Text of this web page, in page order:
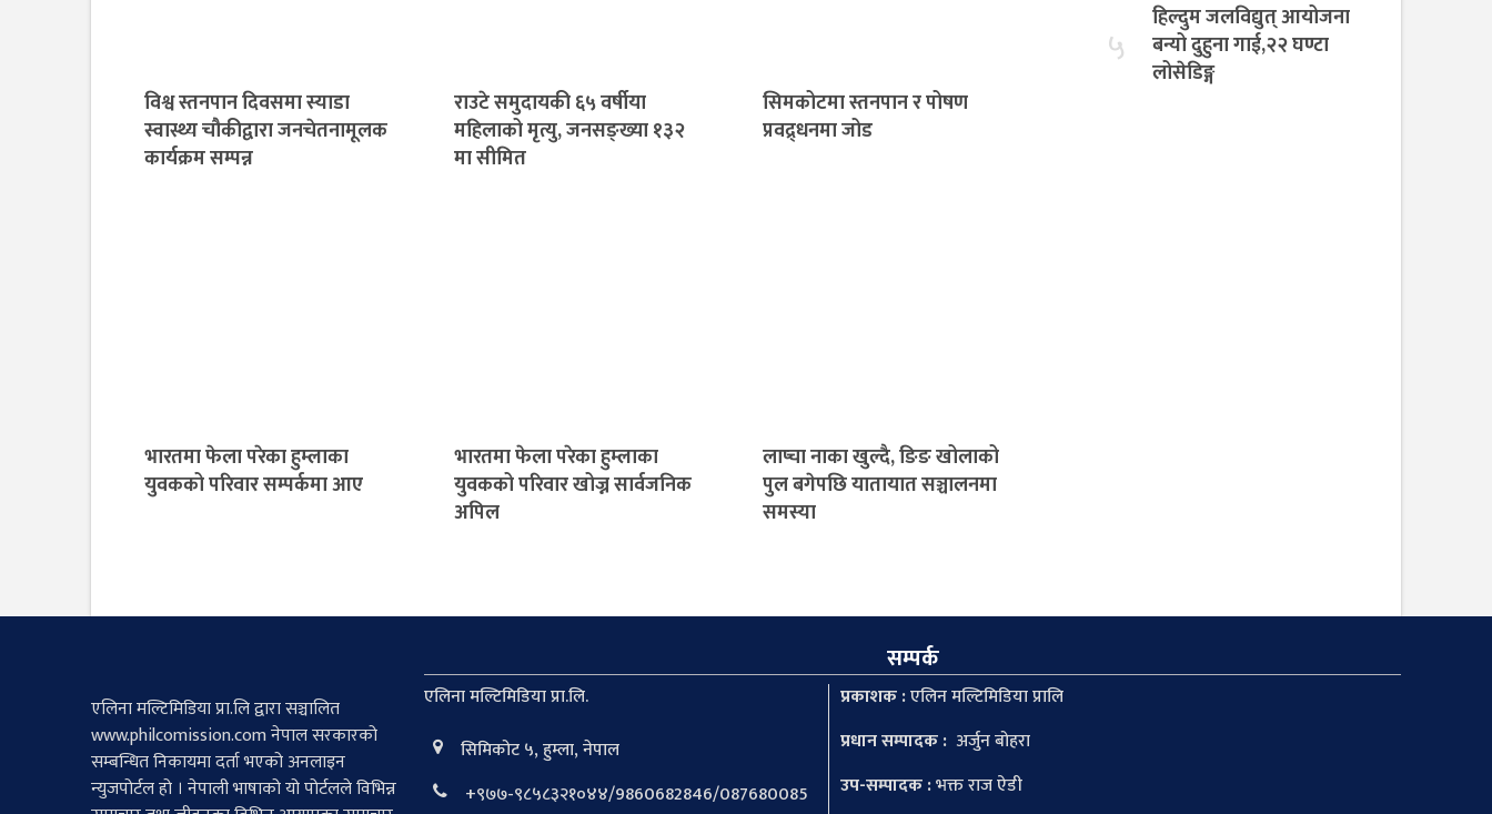
विश्व स्तनपान दिवसमा स्याडा
स्वास्थ्य चौकीद्वारा जनचेतनामूलक
कार्यक्रम सम्पन्न
राउटे समुदायकी ६५ वर्षीया
महिलाको मृत्यु, जनसङ्ख्या १३२
मा सीमित
सिमकोटमा स्तनपान र पोषण
प्रवद्र्धनमा जोड
भारतमा फेला परेका हुम्लाका
युवकको परिवार सम्पर्कमा आए
भारतमा फेला परेका हुम्लाका
युवकको परिवार खोज्न सार्वजनिक
अपिल
लाप्चा नाका खुल्दै, ङिङ खोलाको
पुल बगेपछि यातायात सञ्चालनमा
समस्या
५
हिल्दुम जलविद्युत् आयोजना
बन्यो दुहुना गाई,२२ घण्टा
लोसेडिङ्ग
एलिना मल्टिमिडिया प्रा.लि द्वारा सञ्चालित
www.philcomission.com नेपाल सरकारको
सम्बन्धित निकायमा दर्ता भएको अनलाइन
न्युजपोर्टल हो । नेपाली भाषाको यो पोर्टलले विभिन्न
सम्पर्क
एलिना मल्टिमिडिया प्रा.लि.
सिमिकोट ५, हुम्ला, नेपाल
+९७७-९८५८३२१०४४/9860682846/087680085
प्रकाशक :एलिन मल्टिमिडिया प्रालि
प्रधान सम्पादक : अर्जुन बोहरा
उप-सम्पादक :भक्त राज ऐडी